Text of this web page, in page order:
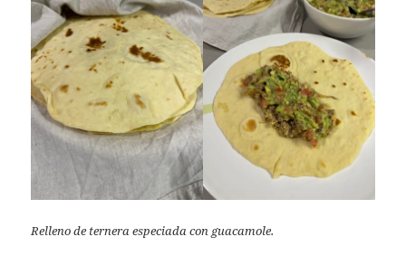
Relleno de ternera especiada con guacamole.